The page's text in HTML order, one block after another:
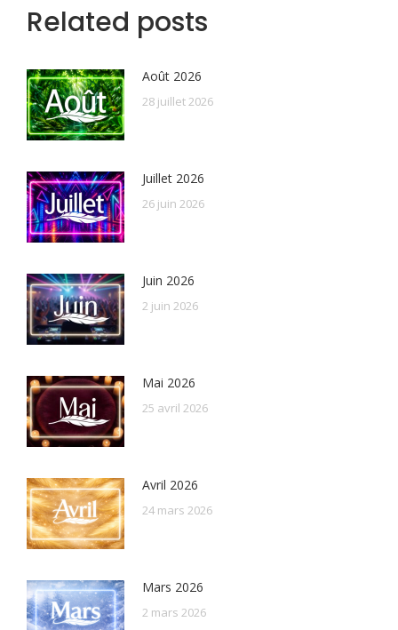
Related posts
Août 2026
28 juillet 2026
Juillet 2026
26 juin 2026
Juin 2026
2 juin 2026
Mai 2026
25 avril 2026
Avril 2026
24 mars 2026
Mars 2026
2 mars 2026